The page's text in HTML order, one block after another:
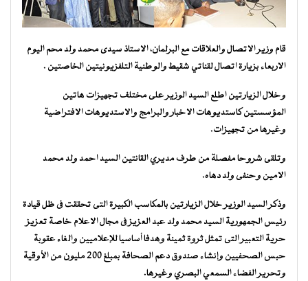
قام وزير الاتصال والعلاقات مع البرلمان، الاستاذ سيدى محمد ولد محم اليوم
الاربعاء بزيارة اتصال لقناتي شقيط والوطنية التلفزيونيتين الخاصتين .
وخلال الزيارتين اطلع السيد الوزير على مختلف تجهيزات هاتين
المؤسستين كاستديوهات الاخبار والبرامج والاستديوهات الافتراضية
وغيرها من تجهيزات.
وتلقى شروحا مفصلة من طرف مديري القانتين السيد احمد ولد محمد
الامين وحنفى ولد دهاه.
وذكر السيد الوزير خلال الزيارتين بالمكاسب الكبيرة التى تحققت فى ظل قيادة
رئيس الجمهورية السيد محمد ولد عبد العزيز فى مجال الاعلام خاصة تعزيز
حرية التعبير التى تمثل ثروة ثمينة وهدفا أساسيا للإعلاميين والغاء عقوبة
حبس الصحفيين وإنشاء صندوق دعم الصحافة بمبلغ 200 مليون من الأوقية
وتحرير الفضاء السمعي البصري وغيرها.